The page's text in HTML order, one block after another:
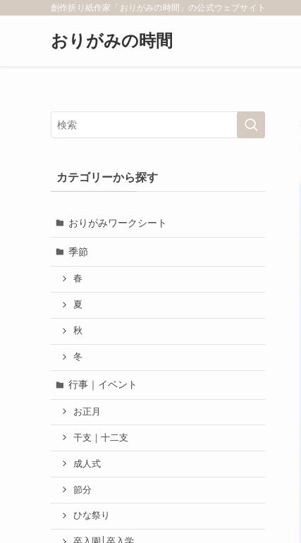
創作折り紙作家「おりがみの時間」の公式ウェブサイト
おりがみの時間
カテゴリーから探す
おりがみワークシート
季節
春
夏
秋
冬
行事｜イベント
お正月
干支｜十二支
成人式
節分
ひな祭り